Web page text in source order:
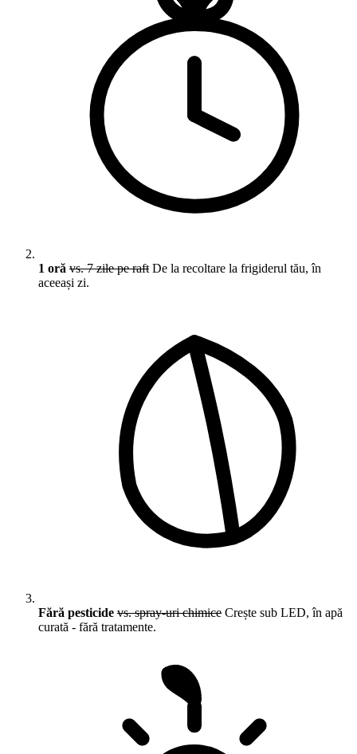
1 oră vs. 7 zile pe raft De la recoltare la frigiderul tău, în
aceeași zi.
Fără pesticide vs. spray-uri chimice Crește sub LED, în apă
curată - fără tratamente.